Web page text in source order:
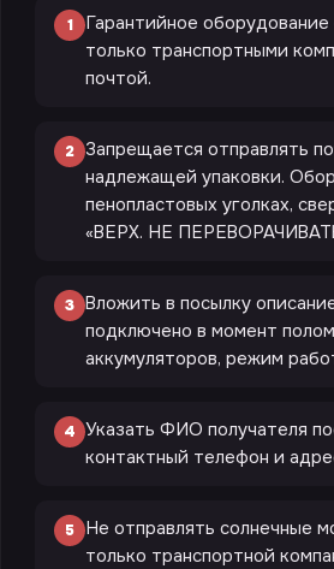
1
Гарантийное оборудование
только транспортными
почтой.
2 Запрещается отправлять
надлежащей упаковки.
пенопластовых уголках,
«ВЕРХ. НЕ
3 Вложить в посылку
подключено в момент
аккумуляторов, режим
4 Указать ФИО получателя
контактный телефон и
5
Не отправлять солнечные
только транспортной